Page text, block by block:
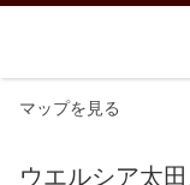
マップを見る
ウエルシア太